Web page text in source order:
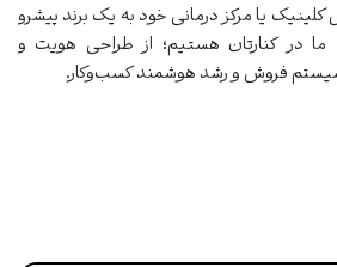
یا مرکز درمانی خود به یک برند پیشرو
در کنارتان هستیم؛ از طراحی هویت و
فروش و رشد هوشمند کسب‌وکار.